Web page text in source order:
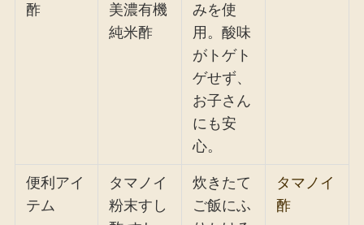
酢
美濃有機
純米酢
みを使
用。酸味
がトゲト
ゲせず、
お子さん
にも安
心。
便利アイ
テム
タマノイ
粉末すし
炊きたて
ご飯にふ
タマノイ
酢